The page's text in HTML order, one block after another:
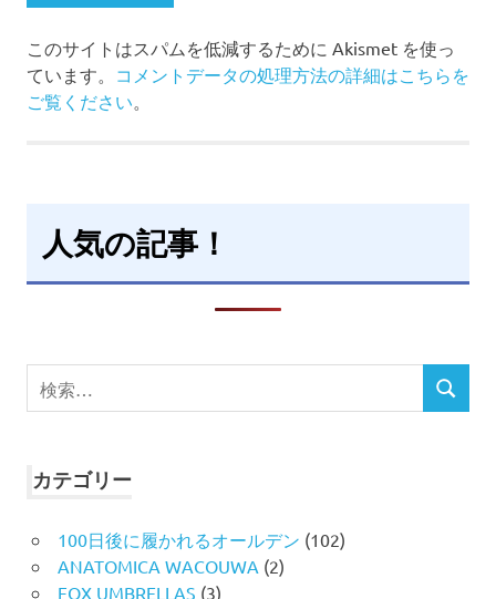
このサイトはスパムを低減するために Akismet を使っ
ています。 コメントデータの処理方法の詳細はこちらを
ご覧ください。
人気の記事！
検
索
検
カテゴリー
100日後に履かれるオールデン (102)
ANATOMICA WACOUWA (2)
FOX UMBRELLAS (3)